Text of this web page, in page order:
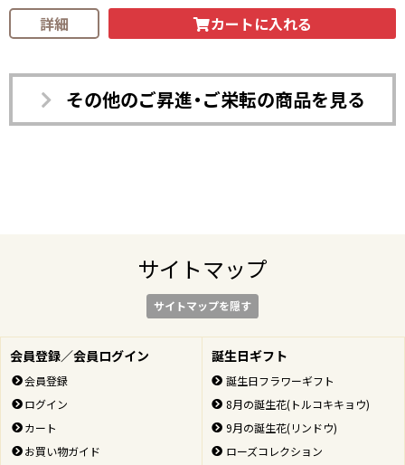
詳細 カートに入れる
その他のご昇進・ご栄転の商品を見る
サイトマップ
サイトマップを隠す
会員登録／会員ログイン
会員登録
ログイン
カート
お買い物ガイド
誕生日ギフト
誕生日フラワーギフト
8月の誕生花(トルコキキョウ)
9月の誕生花(リンドウ)
ローズコレクション